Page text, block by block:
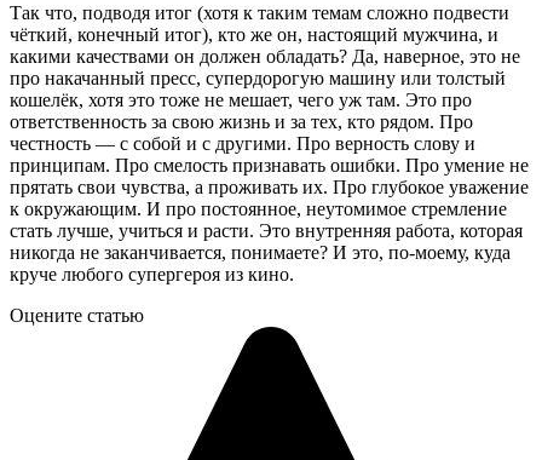
Так что, подводя итог (хотя к таким темам сложно подвести
чёткий, конечный итог), кто же он, настоящий мужчина, и
какими качествами он должен обладать? Да, наверное, это не
про накачанный пресс, супердорогую машину или толстый
кошелёк, хотя это тоже не мешает, чего уж там. Это про
ответственность за свою жизнь и за тех, кто рядом. Про
честность — с собой и с другими. Про верность слову и
принципам. Про смелость признавать ошибки. Про умение не
прятать свои чувства, а проживать их. Про глубокое уважение
к окружающим. И про постоянное, неутомимое стремление
стать лучше, учиться и расти. Это внутренняя работа, которая
никогда не заканчивается, понимаете? И это, по-моему, куда
круче любого супергероя из кино.
Оцените статью